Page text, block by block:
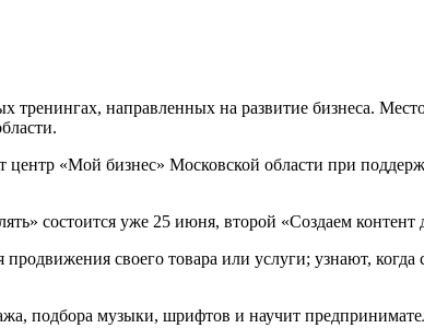
тренингах, направленных на развитие бизнеса.
«Мой бизнес» Московской области при
состоится уже 25 июня, второй «Создаем
своего товара или услуги; узнают,
подбора музыки, шрифтов и научит